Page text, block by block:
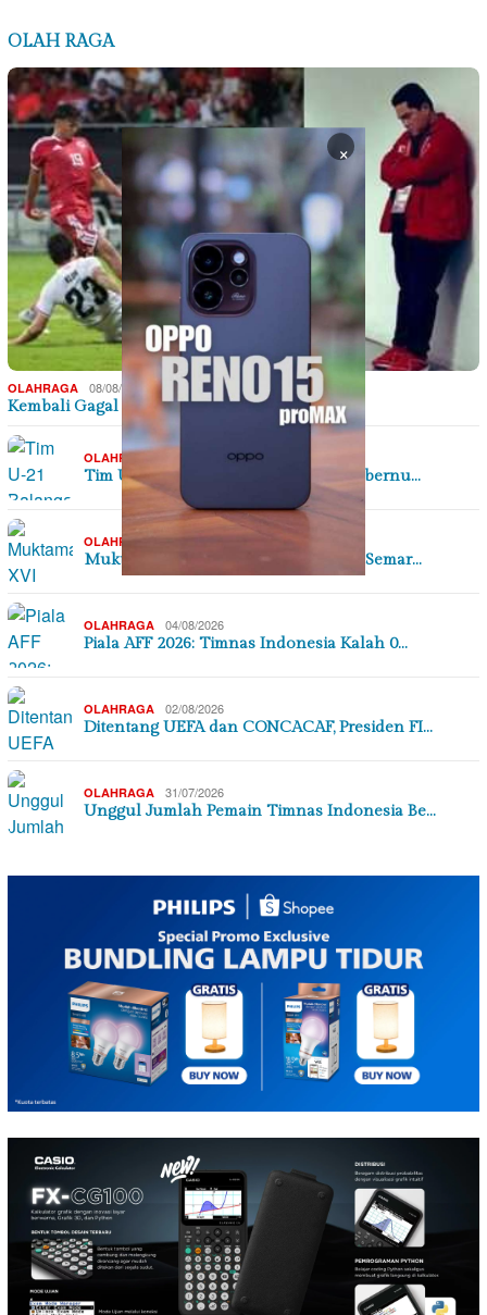
OLAH RAGA
OLAHRAGA 08/08/2026
Kembali Gagal di Piala AFF: Usai Dihajar…
OLAHRAGA
Tim U-21 Balangan Raih Juara III Gubernu…
OLAHRAGA,SEJARAH & BUDAYA
Muktamar XVI Tapak Suci Digelar di Semar…
OLAHRAGA 04/08/2026
Piala AFF 2026: Timnas Indonesia Kalah 0…
OLAHRAGA 02/08/2026
Ditentang UEFA dan CONCACAF, Presiden FI…
OLAHRAGA 31/07/2026
Unggul Jumlah Pemain Timnas Indonesia Be…
×